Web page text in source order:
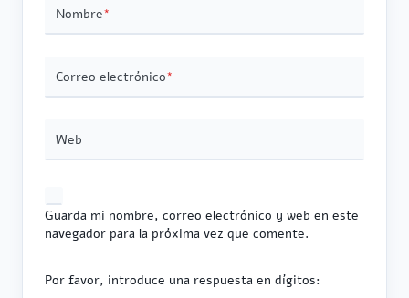
Nombre*
Correo electrónico*
Web
Guarda mi nombre, correo electrónico y web en este
navegador para la próxima vez que comente.
Por favor, introduce una respuesta en dígitos: